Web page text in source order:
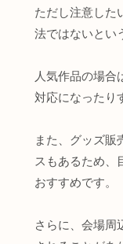
ただし注意した
法ではないとい
人気作品の場合
対応になったり
また、グッズ販
スもあるため、
おすすめです。
さらに、会場周